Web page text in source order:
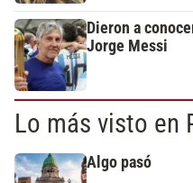
Dieron a
Jorge Messi
Lo más visto en
Algo pasó